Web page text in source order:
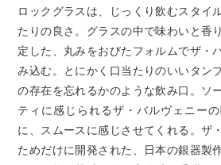
ロックグラスは、じっくり飲むスタイ
たりの良さ。グラスの中で味わいと香
定した、丸みをおびたフォルムでザ・
み込む。とにかく口当たりのいいタン
の存在を忘れるかのような飲み口。ソ
ティに感じられるザ・バルヴェニー
に、スムースに感じさせてくれる。ザ
ためだけに開発された、日本の銀器製